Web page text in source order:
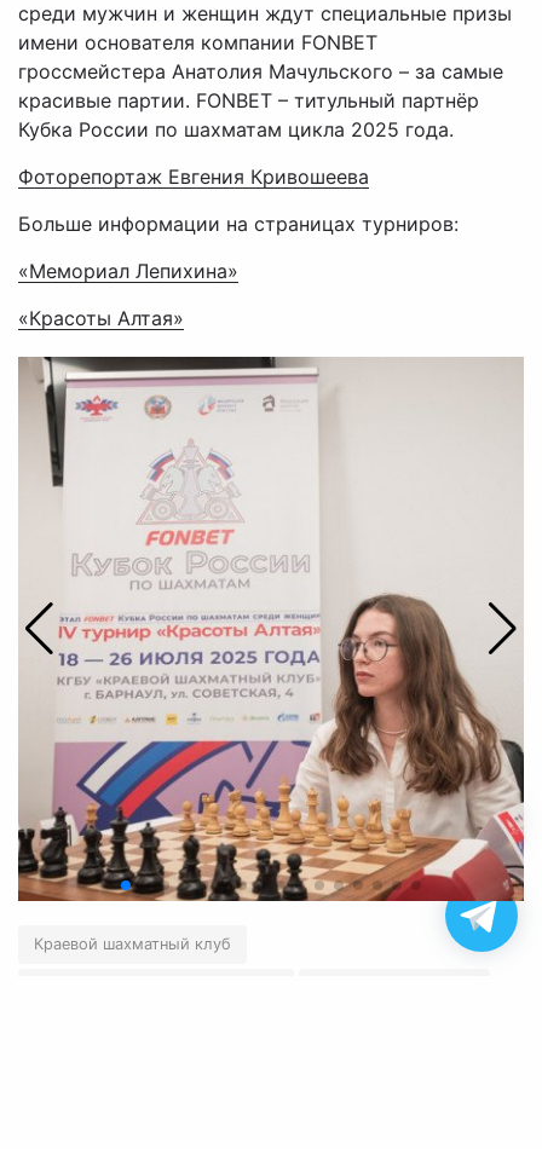
среди мужчин и женщин ждут специальные призы
имени основателя компании FONBET
гроссмейстера Анатолия Мачульского – за самые
красивые партии. FONBET – титульный партнёр
Кубка России по шахматам цикла 2025 года.
Фоторепортаж Евгения Кривошеева
Больше информации на страницах турниров:
«Мемориал Лепихина»
«Красоты Алтая»
Краевой шахматный клуб